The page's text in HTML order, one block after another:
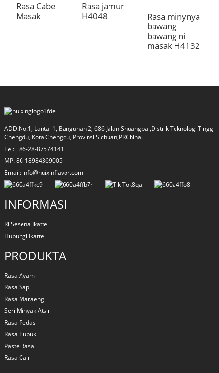
Rasa Cabe
Masak
Rasa jamur
H4048
Rasa minynya
bawang
bawang ni
masak H4132
ADD:No.1, Lantai 1, Bangunan 2, 686 Jalan Shuangbai,Distrik Teknologi Tinggi
Chengdu, Kota Chengdu, Provinsi Sichuan,PRChina.
Tel:+ 86-28-87574141
MP: 86-18984369005
Email: info@huixinflavor.com
INFORMASI
Ri Sesena Ikatte
Hubungi Ikatte
PRODUKTA
Rasa Ayam
Rasa Sapi
Rasa Maraeng
Seri Minyak Atsiri
Rasa Pedas
Rasa Bubuk
Paste Rasa
Rasa Cair